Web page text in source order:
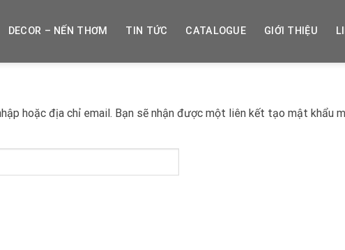
DECOR – NẾN THƠM TIN TỨC CATALOGUE GIỚI THIỆU
hoặc địa chỉ email. Bạn sẽ nhận được một liên kết tạo mật khẩu